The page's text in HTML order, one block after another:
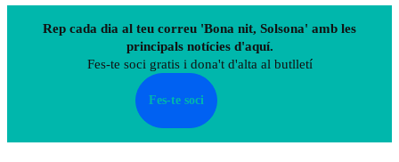
Rep cada dia al teu correu 'Bona nit, Solsona' amb les
principals notícies d'aquí.
Fes-te soci gratis i dona't d'alta al butlletí
Fes-te soci